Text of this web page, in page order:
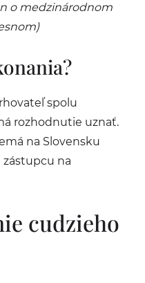
o medzinárodnom
spolu
rozhodnutie uznať.
na Slovensku
zástupcu na
cudzieho